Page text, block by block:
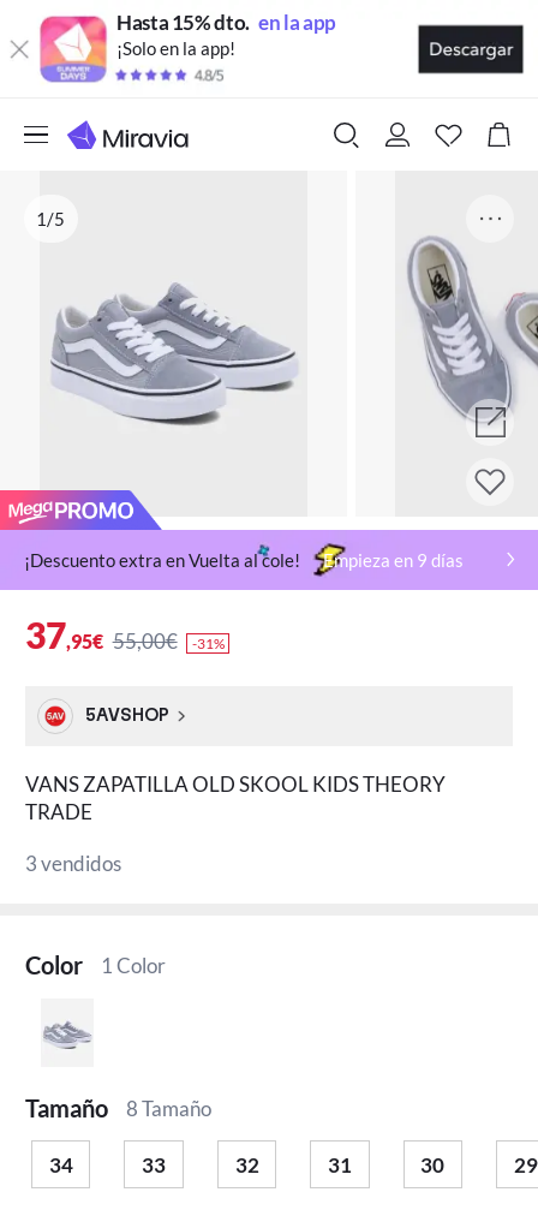
Hasta 15% dto. en la app
¡Solo en la app!
1/5
¡Descuento extra en Vuelta al cole! Empieza en 9 días
37,95€ 55,00€ -31%
5AVSHOP
VANS ZAPATILLA OLD SKOOL KIDS THEORY
TRADE
3 vendidos
Color 1 Color
Tamaño 8 Tamaño
34 33 32 31 30 29